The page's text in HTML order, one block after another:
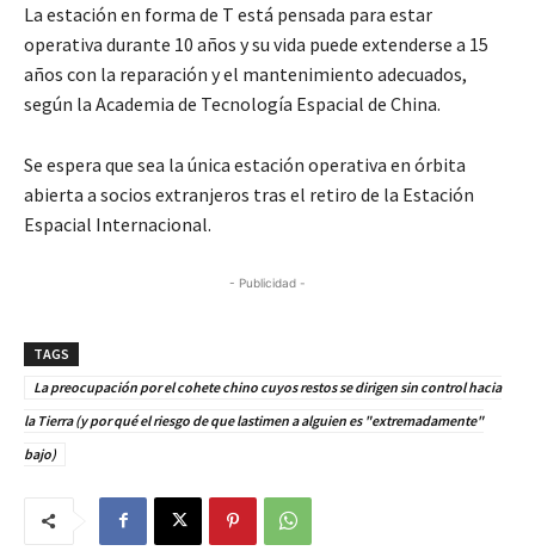
La estación en forma de T está pensada para estar
operativa durante 10 años y su vida puede extenderse a 15
años con la reparación y el mantenimiento adecuados,
según la Academia de Tecnología Espacial de China.
Se espera que sea la única estación operativa en órbita
abierta a socios extranjeros tras el retiro de la Estación
Espacial Internacional.
- Publicidad -
TAGS
La preocupación por el cohete chino cuyos restos se dirigen sin control hacia
la Tierra (y por qué el riesgo de que lastimen a alguien es "extremadamente"
bajo)